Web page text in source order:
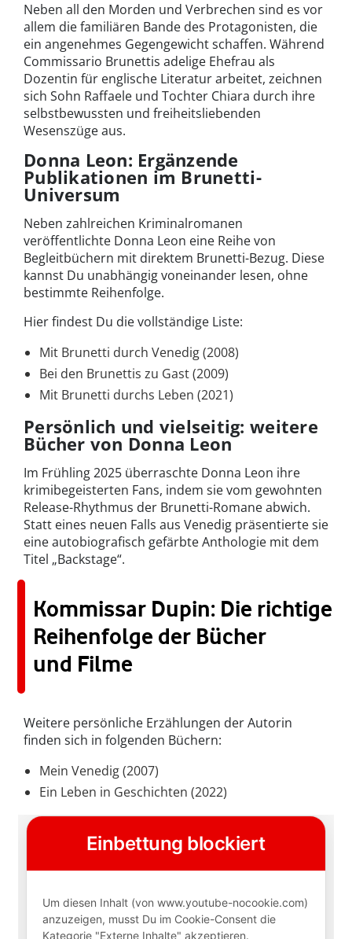
Neben all den Morden und Verbrechen sind es vor
allem die familiären Bande des Protagonisten, die
ein angenehmes Gegengewicht schaffen. Während
Commissario Brunettis adelige Ehefrau als
Dozentin für englische Literatur arbeitet, zeichnen
sich Sohn Raffaele und Tochter Chiara durch ihre
selbstbewussten und freiheitsliebenden
Wesenszüge aus.
Donna Leon: Ergänzende
Publikationen im Brunetti-
Universum
Neben zahlreichen Kriminalromanen
veröffentlichte Donna Leon eine Reihe von
Begleitbüchern mit direktem Brunetti-Bezug. Diese
kannst Du unabhängig voneinander lesen, ohne
bestimmte Reihenfolge.
Hier findest Du die vollständige Liste:
Mit Brunetti durch Venedig (2008)
Bei den Brunettis zu Gast (2009)
Mit Brunetti durchs Leben (2021)
Persönlich und vielseitig: weitere
Bücher von Donna Leon
Im Frühling 2025 überraschte Donna Leon ihre
krimibegeisterten Fans, indem sie vom gewohnten
Release-Rhythmus der Brunetti-Romane abwich.
Statt eines neuen Falls aus Venedig präsentierte sie
eine autobiografisch gefärbte Anthologie mit dem
Titel „Backstage“.
Kommissar Dupin: Die richtige
Reihenfolge der Bücher
und Filme
Weitere persönliche Erzählungen der Autorin
finden sich in folgenden Büchern:
Mein Venedig (2007)
Ein Leben in Geschichten (2022)